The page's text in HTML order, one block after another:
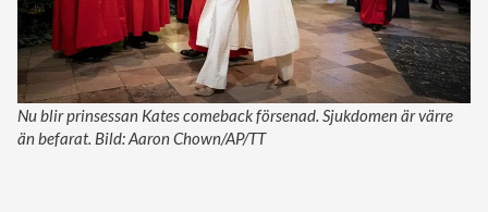
Nu blir prinsessan Kates comeback försenad. Sjukdomen är värre
än befarat. Bild: Aaron Chown/AP/TT